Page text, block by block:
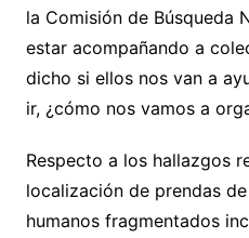
la Comisión de Búsqueda
estar acompañando a
dicho si ellos nos van a
ir, ¿cómo nos vamos a
Respecto a los hallazgos
localización de prendas
humanos fragmentados